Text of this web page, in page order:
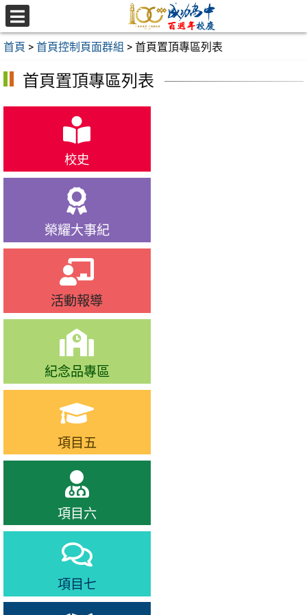
跳
至
主
區
首頁 > 首頁控制頁面群組 > 首頁置頂專區列表
首頁置頂專區列表
校史
榮耀大事紀
活動報導
紀念品專區
項目五
項目六
項目七
選
單